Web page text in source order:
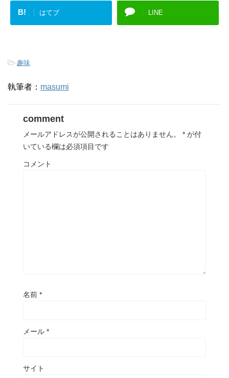
B! はてブ LINE
-趣味
執筆者： masumi
comment
メールアドレスが公開されることはありません。 * が付
いている欄は必須項目です
コメント
名前 *
メール *
サイト